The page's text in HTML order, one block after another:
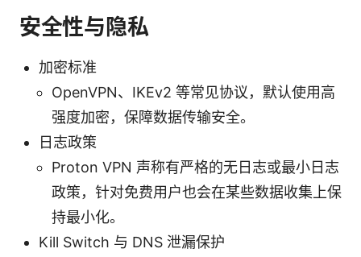
安全性与隐私
加密标准
OpenVPN、IKEv2 等常见协议，默认使用高
强度加密，保障数据传输安全。
日志政策
Proton VPN 声称有严格的无日志或最小日志
政策，针对免费用户也会在某些数据收集上保
持最小化。
Kill Switch 与 DNS 泄漏保护